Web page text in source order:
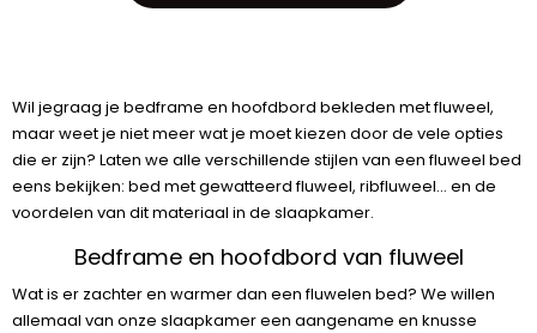
Wil jegraag je bedframe en hoofdbord bekleden met fluweel,
maar weet je niet meer wat je moet kiezen door de vele opties
die er zijn? Laten we alle verschillende stijlen van een fluweel bed
eens bekijken: bed met gewatteerd fluweel, ribfluweel... en de
voordelen van dit materiaal in de slaapkamer.
Bedframe en hoofdbord van fluweel
Wat is er zachter en warmer dan een fluwelen bed? We willen
allemaal van onze slaapkamer een aangename en knusse